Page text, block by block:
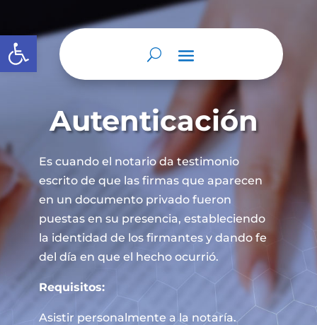
Abrir barra de herramientas
Autenticación
Es cuando el notario da testimonio
escrito de que las firmas que aparecen
en un documento privado fueron
puestas en su presencia, estableciendo
la identidad de los firmantes y dando fe
del día en que el hecho ocurrió.
Requisitos:
Asistir personalmente a la notaría.